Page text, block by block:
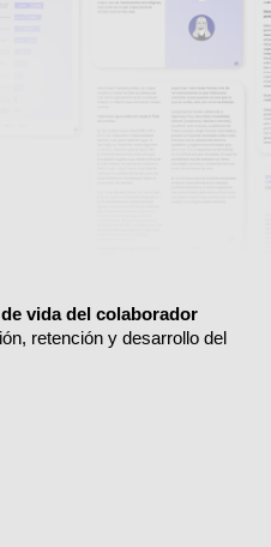
vida del colaborador
retención y desarrollo del